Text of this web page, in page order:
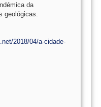
da
geológicas.
2018/04/a-cidade-